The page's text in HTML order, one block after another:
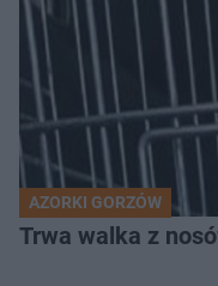
AZORKI GORZÓW
Trwa walka z